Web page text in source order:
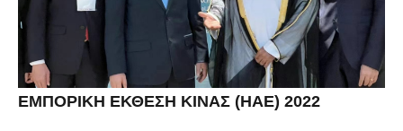
ΕΜΠΟΡΙΚΗ ΕΚΘΕΣΗ ΚΙΝΑΣ (ΗΑΕ) 2022